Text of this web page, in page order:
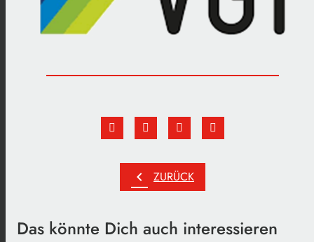
chevron_left ZURÜCK
Das könnte Dich auch interessieren